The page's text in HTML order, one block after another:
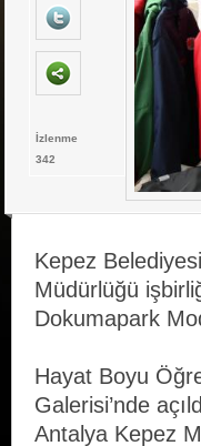
İzlenme
342
Kepez
Müdürlüğü
Dokumapark
Hayat Boyu
Galerisi’nde
Antalya Kepez